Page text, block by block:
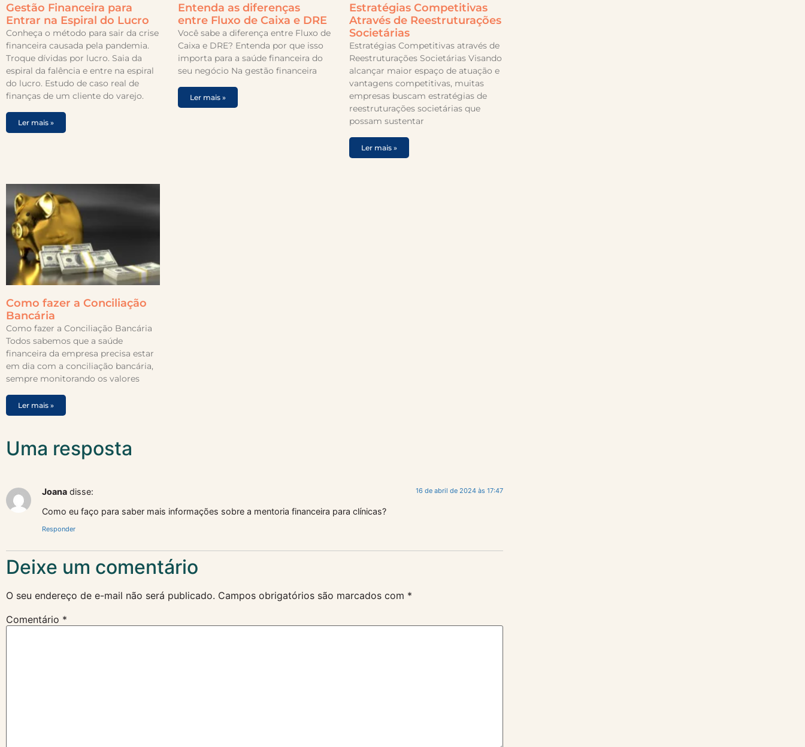
Gestão Financeira para
Entrar na Espiral do Lucro
Conheça o método para sair da crise
financeira causada pela pandemia.
Troque dívidas por lucro. Saia da
espiral da falência e entre na espiral
do lucro. Estudo de caso real de
finanças de um cliente do varejo.
Ler mais »
Entenda as diferenças
entre Fluxo de Caixa e DRE
Você sabe a diferença entre Fluxo de
Caixa e DRE? Entenda por que isso
importa para a saúde financeira do
seu negócio Na gestão financeira
Ler mais »
Estratégias Competitivas
Através de Reestruturações
Societárias
Estratégias Competitivas através de
Reestruturações Societárias Visando
alcançar maior espaço de atuação e
vantagens competitivas, muitas
empresas buscam estratégias de
reestruturações societárias que
possam sustentar
Ler mais »
Como fazer a Conciliação
Bancária
Como fazer a Conciliação Bancária
Todos sabemos que a saúde
financeira da empresa precisa estar
em dia com a conciliação bancária,
sempre monitorando os valores
Ler mais »
Uma resposta
Joana disse: 16 de abril de 2024 às 17:47
Como eu faço para saber mais informações sobre a mentoria financeira para clínicas?
Responder
Deixe um comentário
O seu endereço de e-mail não será publicado. Campos obrigatórios são marcados com *
Comentário *